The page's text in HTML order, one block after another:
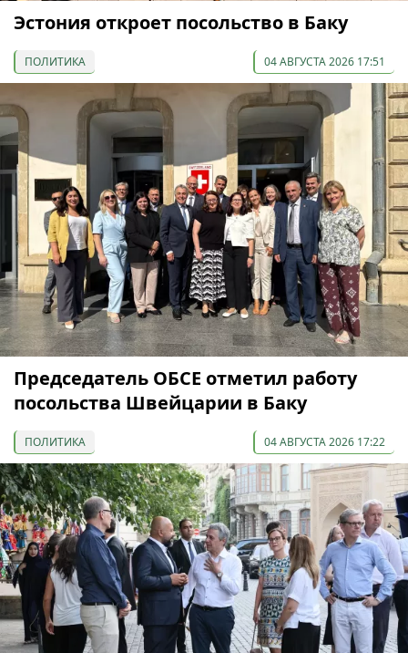
Эстония откроет посольство в Баку
ПОЛИТИКА 04 АВГУСТА 2026 17:51
Председатель ОБСЕ отметил работу
посольства Швейцарии в Баку
ПОЛИТИКА 04 АВГУСТА 2026 17:22